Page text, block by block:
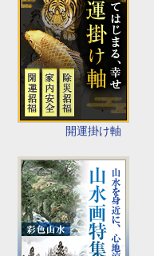
開運掛け軸